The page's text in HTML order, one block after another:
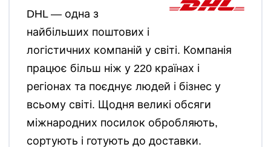
DHL — одна з
найбільших поштових і
логістичних компаній у світі. Компанія
працює більш ніж у 220 країнах і
регіонах та поєднує людей і бізнес у
всьому світі. Щодня великі обсяги
міжнародних посилок обробляють,
сортують і готують до доставки.